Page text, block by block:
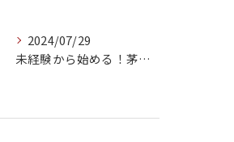
2024/07/29
未経験から始める！茅ヶ崎で塗装職人としてのキャリアアップ